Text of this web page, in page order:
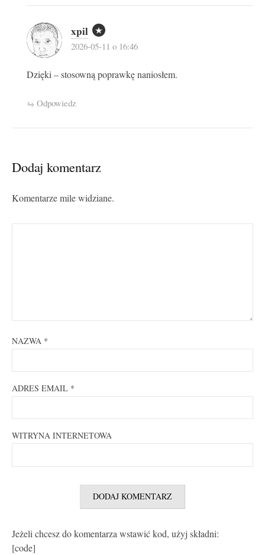
xpil
2026-05-11 o 16:46
Dzięki – stosowną poprawkę naniosłem.
Odpowiedz
Dodaj komentarz
Komentarze mile widziane.
NAZWA *
ADRES EMAIL *
WITRYNA INTERNETOWA
Jeżeli chcesz do komentarza wstawić kod, użyj składni:
[code]